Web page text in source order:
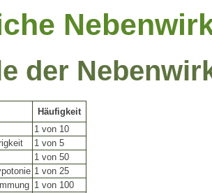
der
Häufigkeit
1 von 10
1 von 5
1 von 50
1 von 25
1 von 100